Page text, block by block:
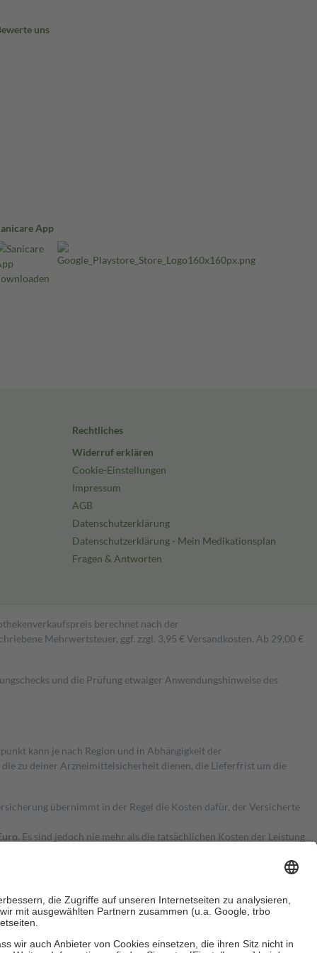
uns
App
Rechtliches
Widerruf erklären
Cookie-Einstellungen
Impressum
AGB
Datenschutzerklärung
Datenschutzerklärung - Mein Medikationsplan
Fragen & Antworten
berechnet nach der
Mehrwertsteuer, ggf. zzgl. 3,95 € Versandkosten. Ab 29,00 €
und die Prüfung etwaiger Anwendungshinweise des
kann je nach Region und in Abhängigkeit der
zu deiner Arzneimittelsicherheit dienen, die Lieferfrist um die
übernimmt in der Regel die Kosten dafür, der Versicherte
Es sind jedoch nie mehr als die tatsächlichen Kosten der Leistung
Zuzahlungen an bei: